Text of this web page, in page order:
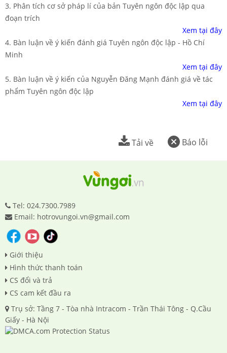
3. Phân tích cơ sở pháp lí của bản Tuyên ngôn độc lập qua
đoạn trích
Xem tại đây
4. Bàn luận về ý kiến đánh giá Tuyên ngôn độc lập - Hồ Chí
Minh
Xem tại đây
5. Bàn luận về ý kiến của Nguyễn Đăng Mạnh đánh giá về tác
phẩm Tuyên ngôn độc lập
Xem tại đây
Báo lỗi
Tải về
Tel: 024.7300.7989
Email: hotrovungoi.vn@gmail.com
Giới thiệu
Hình thức thanh toán
CS đổi và trả
CS cam kết đầu ra
Trụ sở: Tầng 7 - Tòa nhà Intracom - Trần Thái Tông - Q.Cầu
Giấy - Hà Nội